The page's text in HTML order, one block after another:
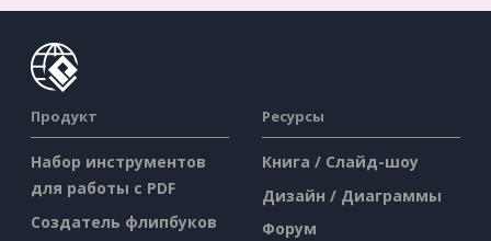
Продукт
Набор инструментов
для работы с PDF
Создатель флипбуков
Ресурсы
Книга / Слайд-шоу
Дизайн / Диаграммы
Форум